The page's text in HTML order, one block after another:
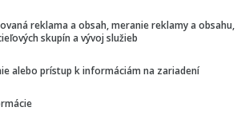
reklama a obsah, meranie reklamy a obsahu,
skupín a vývoj služieb
alebo prístup k informáciám na zariadení